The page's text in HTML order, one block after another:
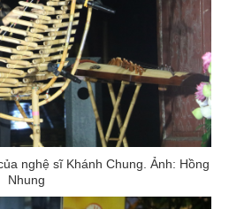
nghệ sĩ Khánh Chung. Ảnh: Hồng
Nhung